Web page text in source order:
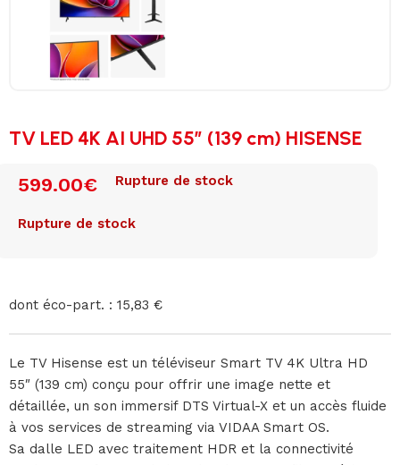
TV LED 4K AI UHD 55″ (139 cm) HISENSE
599.00€ Rupture de stock
Rupture de stock
dont éco-part. : 15,83 €
Le TV Hisense est un téléviseur Smart TV 4K Ultra HD
55″ (139 cm) conçu pour offrir une image nette et
détaillée, un son immersif DTS Virtual-X et un accès fluide
à vos services de streaming via VIDAA Smart OS.
Sa dalle LED avec traitement HDR et la connectivité